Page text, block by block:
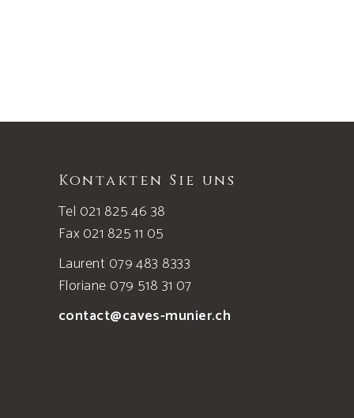
Kontakten Sie uns
Tel 021 825 46 38
Fax 021 825 11 05
Laurent 079 483 8333
Floriane 079 518 31 07
contact@caves-munier.ch